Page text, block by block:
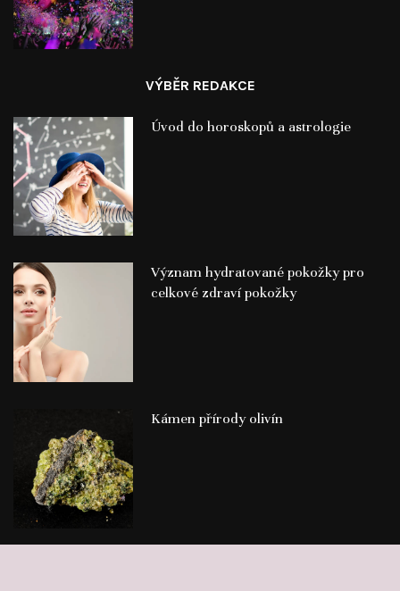
VÝBĚR REDAKCE
Úvod do horoskopů a astrologie
Význam hydratované pokožky pro
celkové zdraví pokožky
Kámen přírody olivín